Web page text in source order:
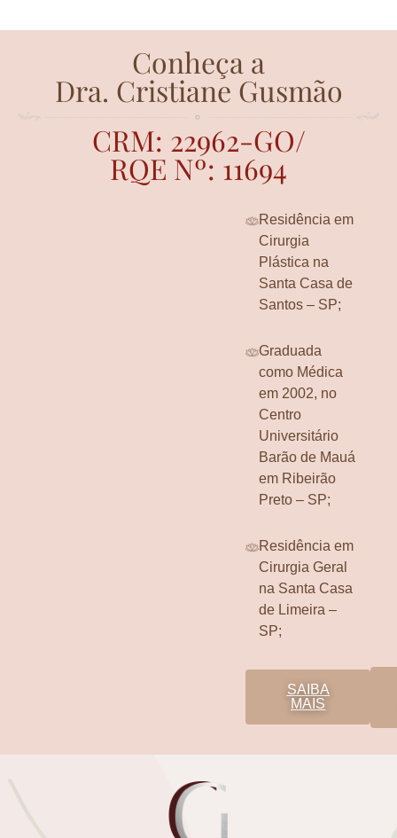
Conheça a
Dra. Cristiane Gusmão
CRM: 22962-GO/
RQE Nº: 11694
Residência em
Cirurgia
Plástica na
Santa Casa de
Santos – SP;
Graduada
como Médica
em 2002, no
Centro
Universitário
Barão de Mauá
em Ribeirão
Preto – SP;
Residência em
Cirurgia Geral
na Santa Casa
de Limeira –
SP;
SAIBA
MAIS